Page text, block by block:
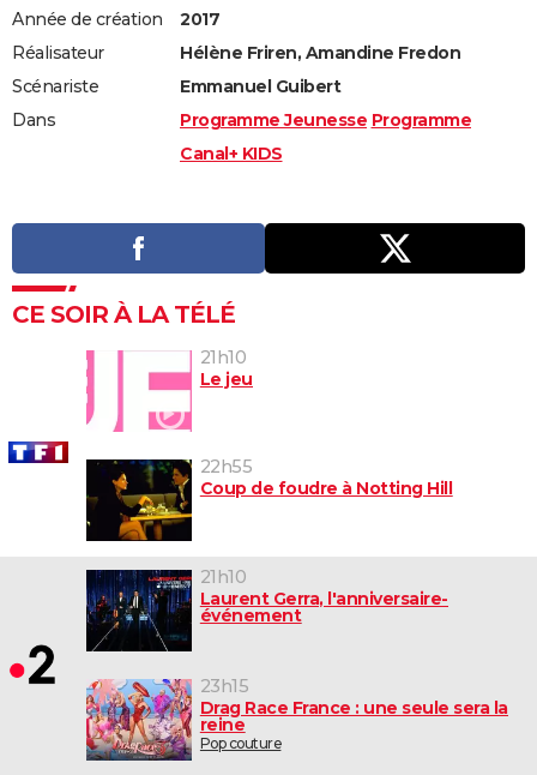
Année de création
2017
Réalisateur
Hélène Friren, Amandine Fredon
Scénariste
Emmanuel Guibert
Dans
Programme Jeunesse Programme
Canal+ KIDS
CE SOIR À LA TÉLÉ
21h10
Le jeu
22h55
Coup de foudre à Notting Hill
21h10
Laurent Gerra, l'anniversaire-
événement
23h15
Drag Race France : une seule sera la
reine
Pop couture